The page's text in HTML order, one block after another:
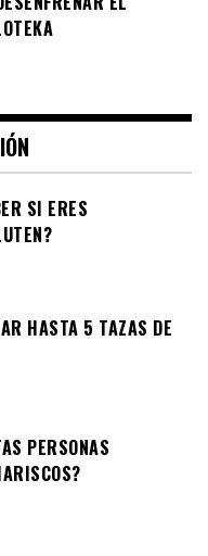
SI ERES
HASTA 5 TAZAS DE
PERSONAS